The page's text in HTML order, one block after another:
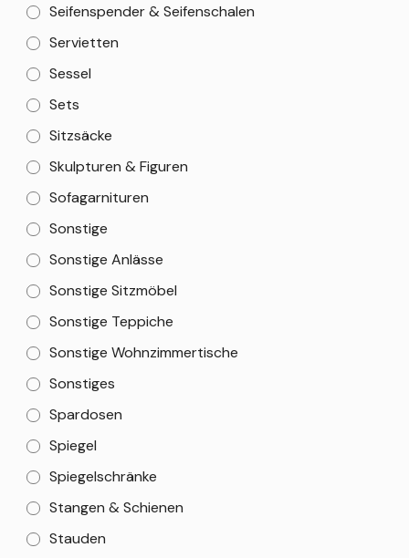
Seifenspender & Seifenschalen
Servietten
Sessel
Sets
Sitzsäcke
Skulpturen & Figuren
Sofagarnituren
Sonstige
Sonstige Anlässe
Sonstige Sitzmöbel
Sonstige Teppiche
Sonstige Wohnzimmertische
Sonstiges
Spardosen
Spiegel
Spiegelschränke
Stangen & Schienen
Stauden